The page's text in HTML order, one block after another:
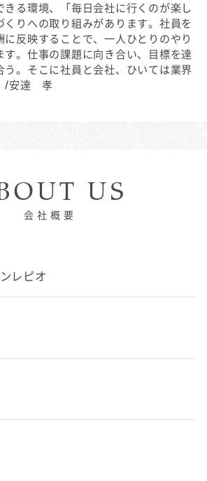
きる環境、「毎日会社に行くのが楽し
くりへの取り組みがあります。社員を
反映することで、一人ひとりのやり
す。仕事の課題に向き合い、目標を達
う。そこに社員と会社、ひいては業界
/安達 孝
US
会社概要
レピオ